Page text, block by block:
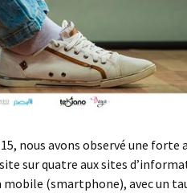
nous avons observé une forte
sur quatre aux sites
mobile (smartphone), avec un